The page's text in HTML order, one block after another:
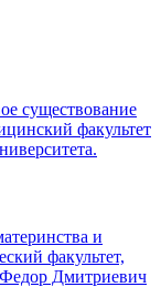
существование
факультет
и
факультет,
Дмитриевич